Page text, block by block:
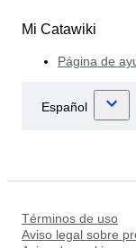
Mi Catawiki
Página de
Términos de uso
Aviso legal sobre